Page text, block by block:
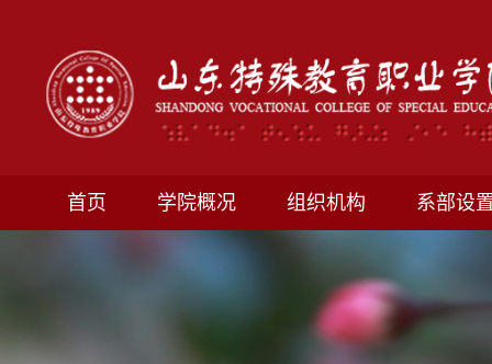
首页 学院概况 组织机构 系部设